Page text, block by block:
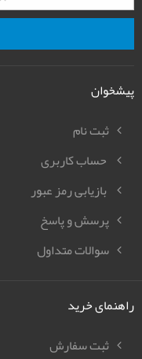
پیشخوان
ثبت نام
حساب کاربری
بازیابی رمز عبور
پرسش و پاسخ
سوالات متداول
راهنمای خرید
ثبت سفارش